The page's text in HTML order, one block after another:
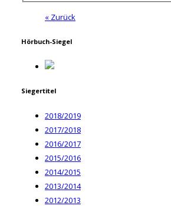
« Zurück
Hörbuch-Siegel
Siegertitel
2018/2019
2017/2018
2016/2017
2015/2016
2014/2015
2013/2014
2012/2013